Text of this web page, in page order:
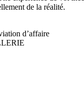
de la réalité.
d’affaire